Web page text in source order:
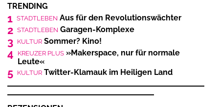
TRENDING
1 STADTLEBEN Aus für den Revolutionswächter
2 STADTLEBEN Garagen-Komplexe
3 KULTUR Sommer? Kino!
4 KREUZER PLUS »Makerspace, nur für normale
Leute«
5 KULTUR Twitter-Klamauk im Heiligen Land